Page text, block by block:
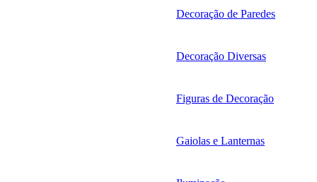
Decoração de Paredes
Decoração Diversas
Figuras de Decoração
Gaiolas e Lanternas